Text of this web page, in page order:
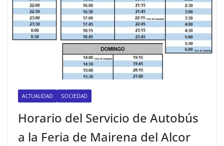
ACTUALIDAD SOCIEDAD
Horario del Servicio de Autobús
a la Feria de Mairena del Alcor